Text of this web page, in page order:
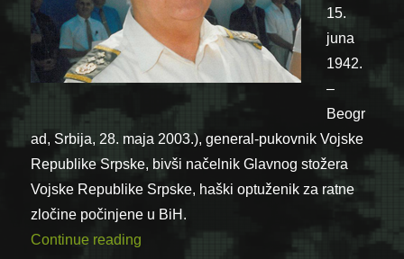
15.
juna
1942.
–
Beogr
ad, Srbija, 28. maja 2003.), general-pukovnik Vojske
Republike Srpske, bivši načelnik Glavnog stožera
Vojske Republike Srpske, haški optuženik za ratne
zločine počinjene u BiH.
Continue reading